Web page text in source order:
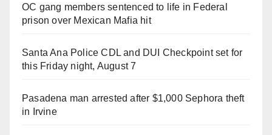
OC gang members sentenced to life in Federal
prison over Mexican Mafia hit
Santa Ana Police CDL and DUI Checkpoint set for
this Friday night, August 7
Pasadena man arrested after $1,000 Sephora theft
in Irvine